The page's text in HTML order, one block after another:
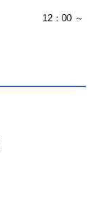
12：00 ～ 16：